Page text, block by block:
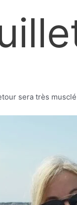
sera très musclé